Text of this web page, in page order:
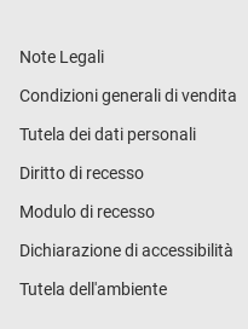
Note Legali
Condizioni generali di vendita
Tutela dei dati personali
Diritto di recesso
Modulo di recesso
Dichiarazione di accessibilità
Tutela dell'ambiente